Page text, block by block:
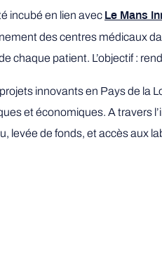
incubé en lien avec Le Mans
des centres médicaux
chaque patient. L’objectif :
innovants en Pays de la
et économiques. A travers
levée de fonds, et accès aux